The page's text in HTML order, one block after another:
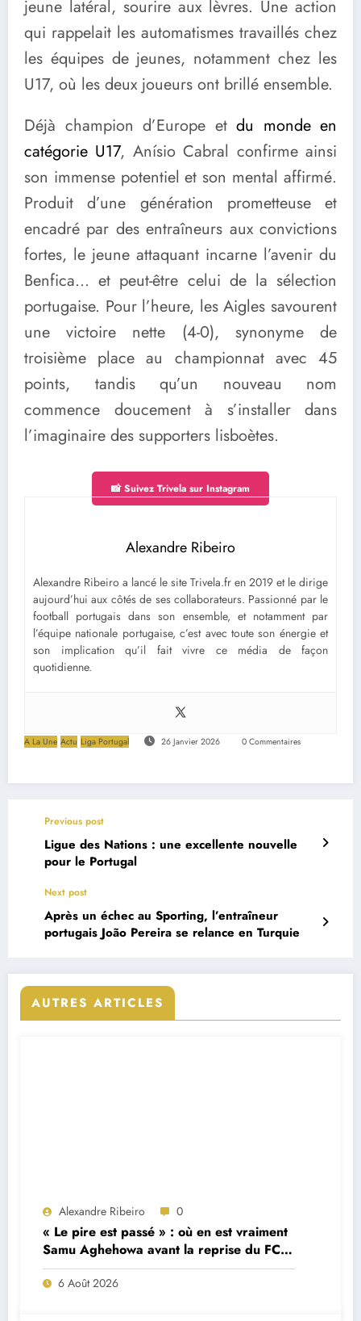
jeune latéral, sourire aux lèvres. Une action
qui rappelait les automatismes travaillés chez
les équipes de jeunes, notamment chez les
U17, où les deux joueurs ont brillé ensemble.
Déjà champion d’Europe et du monde en
catégorie U17, Anísio Cabral confirme ainsi
son immense potentiel et son mental affirmé.
Produit d’une génération prometteuse et
encadré par des entraîneurs aux convictions
fortes, le jeune attaquant incarne l’avenir du
Benfica… et peut-être celui de la sélection
portugaise. Pour l’heure, les Aigles savourent
une victoire nette (4-0), synonyme de
troisième place au championnat avec 45
points, tandis qu’un nouveau nom
commence doucement à s’installer dans
l’imaginaire des supporters lisboètes.
📸 Suivez Trivela sur Instagram
Alexandre Ribeiro
Alexandre Ribeiro a lancé le site Trivela.fr en 2019 et le dirige
aujourd’hui aux côtés de ses collaborateurs. Passionné par le
football portugais dans son ensemble, et notamment par
l’équipe nationale portugaise, c’est avec toute son énergie et
son implication qu’il fait vivre ce média de façon
quotidienne.
A La Une Actu Liga Portugal 26 Janvier 2026 0 Commentaires
Previous post
Ligue des Nations : une excellente nouvelle
pour le Portugal
Next post
Après un échec au Sporting, l’entraîneur
portugais João Pereira se relance en Turquie
AUTRES ARTICLES
Alexandre Ribeiro 0
« Le pire est passé » : où en est vraiment
Samu Aghehowa avant la reprise du FC
Porto ?
6 Août 2026